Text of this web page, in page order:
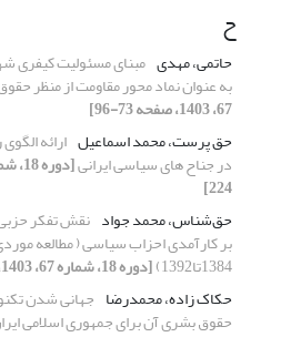
ح
حاتمی، مهدی مبنای مسئولیت کیفری
به عنوان نماد محور مقاومت از منظر
67، 1403، صفحه 73-96]
حق پرست، محمد اسماعیل ارائه
در جناح های سیاسی ایرانی
224]
حق‌شناس، محمد جواد نقش تفکر
بر کارآمدی احزاب سیاسی ( مطالعه
1384تا1392)
[دوره 18، شماره 67، 1403، صفحه 97-124]
حکاک زاده، محمدرضا جهانی شدن
حقوق بشری آن برای جمهوری اسلامی